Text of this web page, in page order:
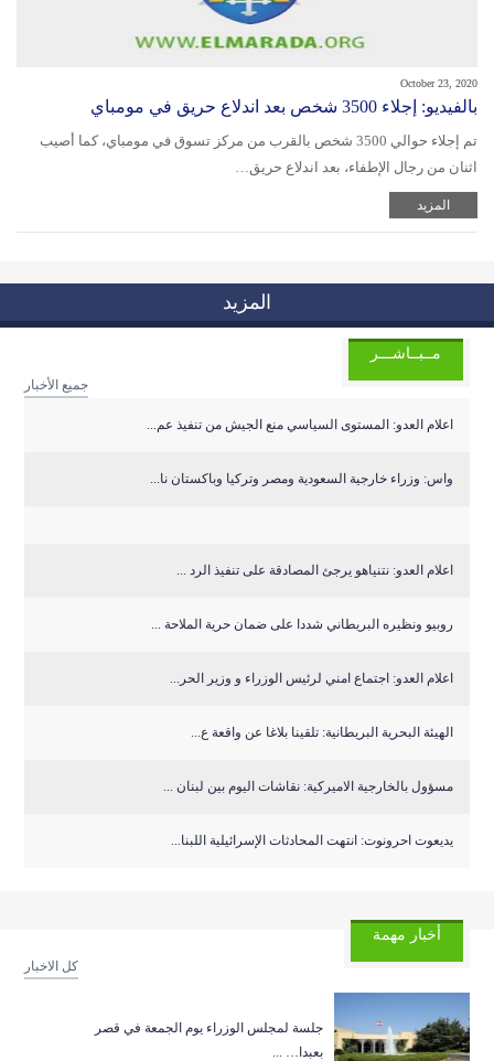
October 23, 2020
بالفيديو: إجلاء 3500 شخص بعد اندلاع حريق في مومباي
تم إجلاء حوالي 3500 شخص بالقرب من مركز تسوق في مومباي، كما أصيب
اثنان من رجال الإطفاء، بعد اندلاع حريق…
المزيد
المزيد
مــبــاشـــر
جميع الأخبار
اعلام العدو: المستوى السياسي منع الجيش من تنفيذ عم...
واس: وزراء خارجية السعودية ومصر وتركيا وباكستان نا...
اعلام العدو: نتنياهو يرجئ المصادقة على تنفيذ الرد ...
روبيو ونظيره البريطاني شددا على ضمان حرية الملاحة ...
اعلام العدو: اجتماع امني لرئيس الوزراء و وزير الحر...
الهيئة البحرية البريطانية: تلقينا بلاغا عن واقعة ع...
مسؤول بالخارجية الاميركية: نقاشات اليوم بين لبنان ...
يديعوت احرونوت: انتهت المحادثات الإسرائيلية اللبنا...
أخبار مهمة
كل الاخبار
جلسة لمجلس الوزراء يوم الجمعة في قصر
بعبدا… ...